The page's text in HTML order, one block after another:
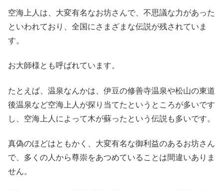
空海上人は、大変有名なお坊さんで、不思議な力があった
といわれており、全国にさまざまな伝説が残されていま
す。
お大師様とも呼ばれています。
たとえば、温泉なんかは、伊豆の修善寺温泉や松山の東道
後温泉など空海上人が探り当てたというところが多いです
し、空海上人によって木が蘇ったという伝説も多いです。
真偽のほどはともかく、大変有名な御利益のあるお坊さん
で、多くの人から尊崇をあつめていることは間違いありま
せん。